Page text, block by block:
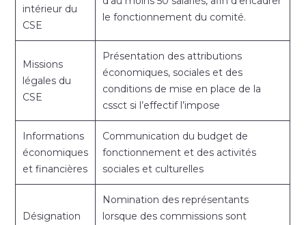
intérieur du
CSE
le fonctionnement du comité.
Missions
légales du
CSE
Présentation des attributions
économiques, sociales et des
conditions de mise en place de la
cssct si l’effectif l’impose
Informations
économiques
et financières
Communication du budget de
fonctionnement et des activités
sociales et culturelles
Désignation
Nomination des représentants
lorsque des commissions sont